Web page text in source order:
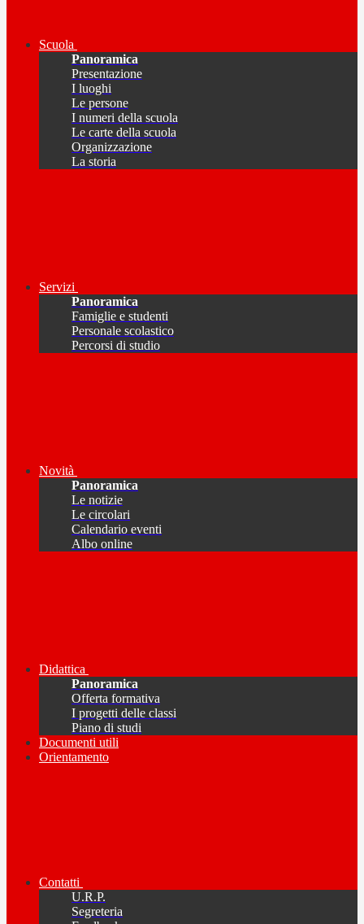
Scuola
Panoramica
Presentazione
I luoghi
Le persone
I numeri della scuola
Le carte della scuola
Organizzazione
La storia
Servizi
Panoramica
Famiglie e studenti
Personale scolastico
Percorsi di studio
Novità
Panoramica
Le notizie
Le circolari
Calendario eventi
Albo online
Didattica
Panoramica
Offerta formativa
I progetti delle classi
Piano di studi
Documenti utili
Orientamento
Contatti
U.R.P.
Segreteria